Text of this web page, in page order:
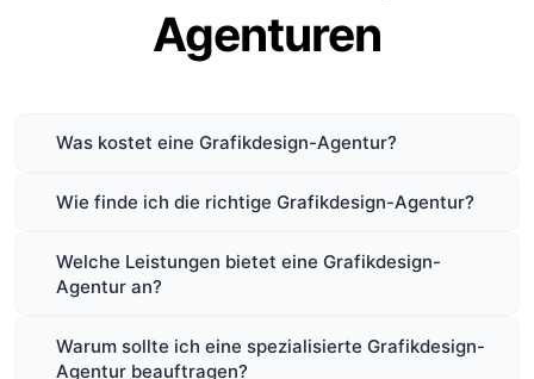
Agenturen
Was kostet eine Grafikdesign-Agentur?
Wie finde ich die richtige Grafikdesign-Agentur?
Welche Leistungen bietet eine Grafikdesign-
Agentur an?
Warum sollte ich eine spezialisierte Grafikdesign-
Agentur beauftragen?